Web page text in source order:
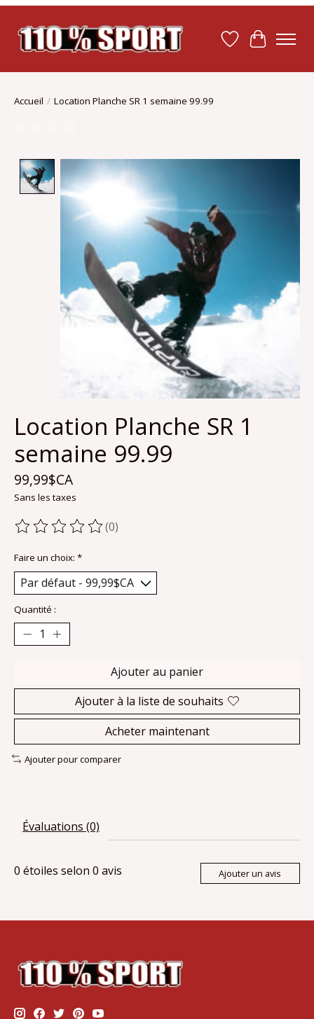
Liste dePanier
Accueil / Location Planche SR 1 semaine 99.99
Product image slideshow Items
Location Planche SR 1
semaine 99.99
99,99$CA
Sans les taxes
Ce produit est évalué à
(0)
Faire un choix: *
Quantité :
Ajouter au panier
Ajouter à la liste de souhaits
Acheter maintenant
Ajouter pour comparer
Évaluations (0)
0 étoiles selon 0 avis Ajouter un avis